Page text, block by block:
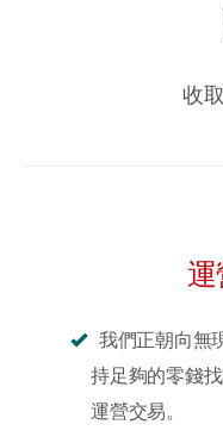
收
我們正朝向無
持足夠的零錢
運營交易。